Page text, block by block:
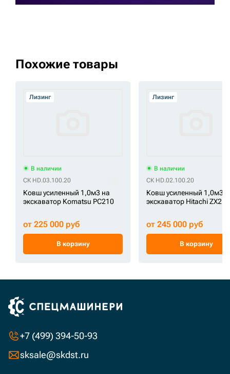
Похожие товары
Лизинг
В наличии
СК HD.03.100.20
Ковш усиленный 1,0м3 на
экскаватор Komatsu PC210
от 225 000 руб
В корзину
Лизинг
В наличии
СК HD.02.100.20
Ковш усиленный 1,0м3
экскаватор Hitachi ZX210
от 245 000 руб
В корзину
+7 (499) 394-50-93
sksale@skdst.ru